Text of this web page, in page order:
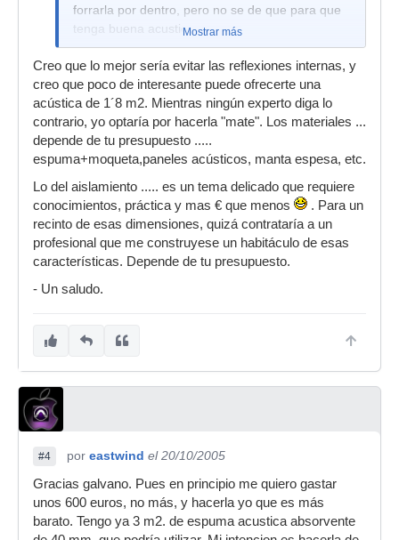
forrarla por dentro, pero no se de que para que
tenga buena acustica.Mostrar más
Creo que lo mejor sería evitar las reflexiones internas, y
creo que poco de interesante puede ofrecerte una
acústica de 1´8 m2. Mientras ningún experto diga lo
contrario, yo optaría por hacerla "mate". Los materiales ...
depende de tu presupuesto .....
espuma+moqueta,paneles acústicos, manta espesa, etc.
Lo del aislamiento ..... es un tema delicado que requiere
conocimientos, práctica y mas € que menos
. Para un
recinto de esas dimensiones, quizá contrataría a un
profesional que me construyese un habitáculo de esas
características. Depende de tu presupuesto.
- Un saludo.
#4 por eastwind el 20/10/2005
Gracias galvano. Pues en principio me quiero gastar
unos 600 euros, no más, y hacerla yo que es más
barato. Tengo ya 3 m2. de espuma acustica absorvente